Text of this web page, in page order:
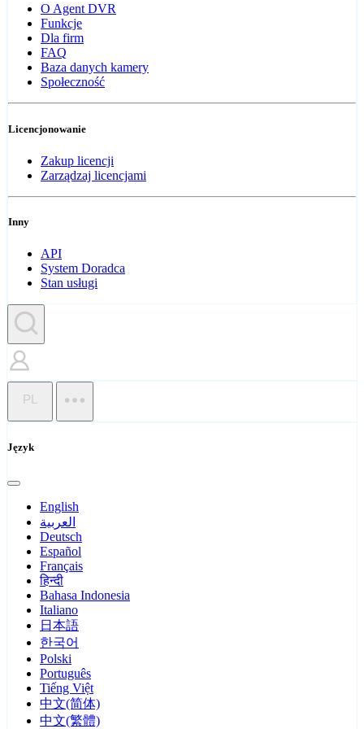
O Agent DVR
Funkcje
Dla firm
FAQ
Baza danych kamery
Społeczność
Licencjonowanie
Zakup licencji
Zarządzaj licencjami
Inny
API
System Doradca
Stan usługi
PL
Język
English
العربية
Deutsch
Español
Français
हिन्दी
Bahasa Indonesia
Italiano
日本語
한국어
Polski
Português
Tiếng Việt
中文(简体)
中文(繁體)